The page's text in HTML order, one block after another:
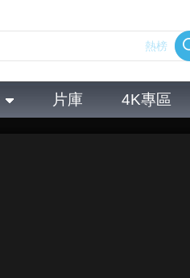
熱榜
片庫 4K專區